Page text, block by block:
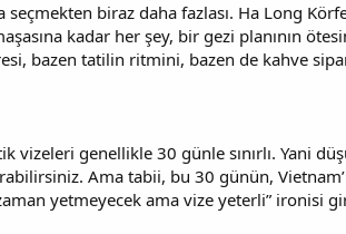
biraz daha fazlası. Ha Long
kadar her şey, bir gezi planının
bazen tatilin ritmini, bazen de kahve
vizeleri genellikle 30 günle sınırlı. Yani
Ama tabii, bu 30 günün,
yetmeyecek ama vize yeterli” ironisi